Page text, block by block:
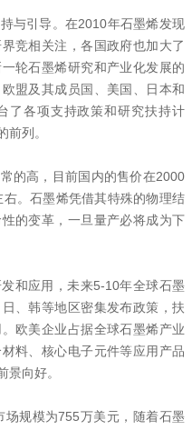
引导。在2010年石墨烯发现
竞相关注，各国政府也加大了
轮石墨烯研究和产业化发展的
盟及其成员国、美国、日本和
了各项支持政策和研究扶持计
列。
高，目前国内的售价在2000
。石墨烯凭借其特殊的物理结
的变革，一旦量产必将成为下
和应用，未来5-10年全球石墨
、韩等地区密集发布政策，扶
欧美企业占据全球石墨烯产业
料、核心电子元件等应用产品
向好。
规模为755万美元，随着石墨